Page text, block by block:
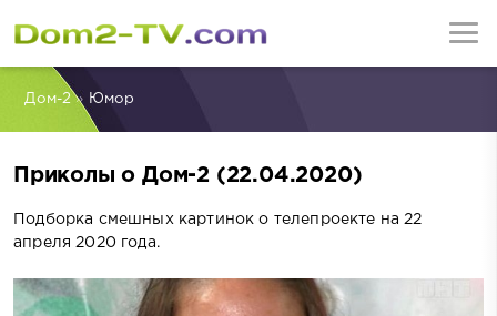
Дом-2» Юмор
Приколы о Дом-2 (22.04.2020)
Подборка смешных картинок о телепроекте на 22
апреля 2020 года.